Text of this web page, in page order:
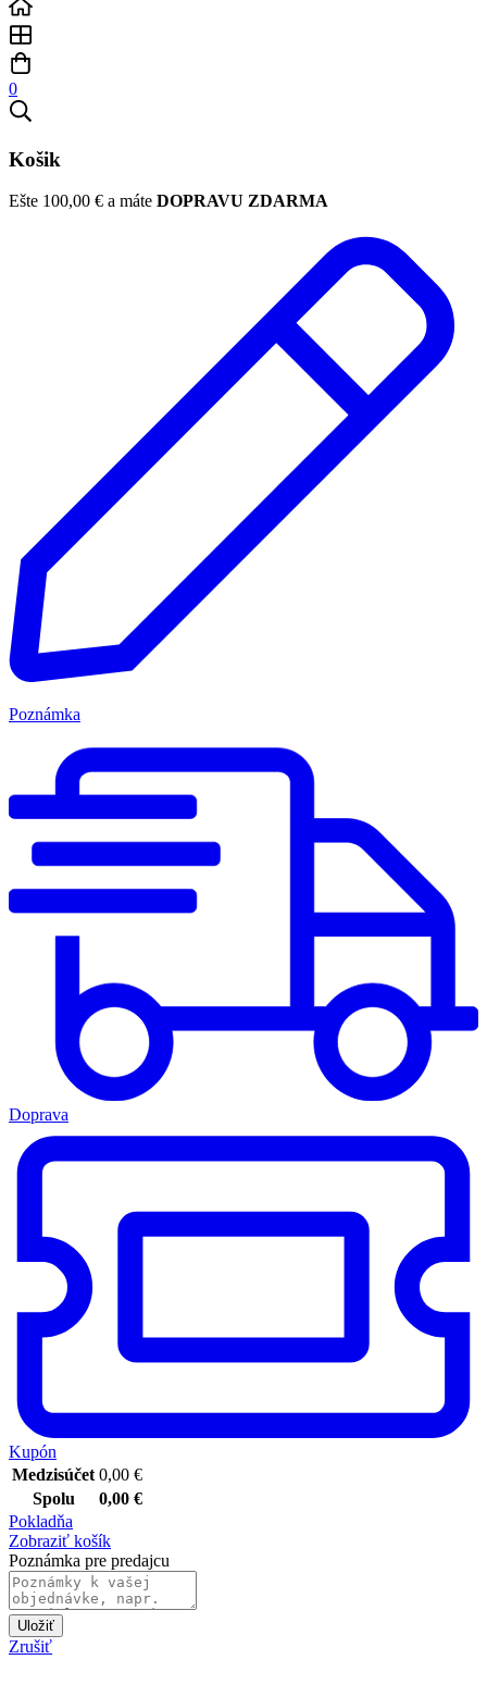
0
Košik
Ešte 100,00 € a máte DOPRAVU ZDARMA
Poznámka
Doprava
Kupón
Medzisúčet 0,00 €
Spolu
0,00 €
Pokladňa
Zobraziť košík
Poznámka pre predajcu
Uložiť
Zrušiť